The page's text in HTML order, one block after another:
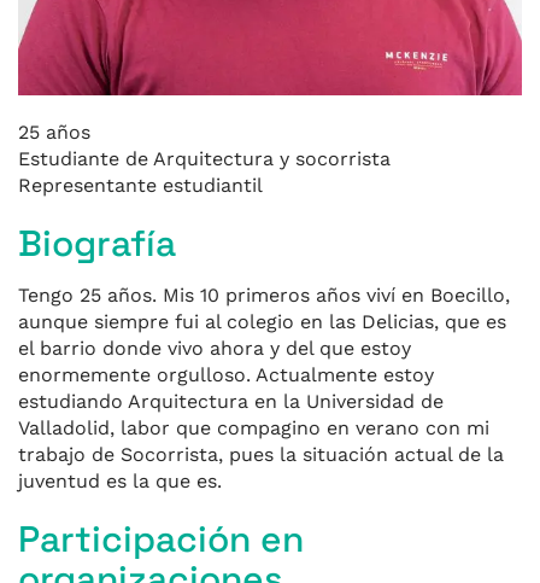
25 años
Estudiante de Arquitectura y socorrista
Representante estudiantil
Biografía
Tengo 25 años. Mis 10 primeros años viví en Boecillo,
aunque siempre fui al colegio en las Delicias, que es
el barrio donde vivo ahora y del que estoy
enormemente orgulloso. Actualmente estoy
estudiando Arquitectura en la Universidad de
Valladolid, labor que compagino en verano con mi
trabajo de Socorrista, pues la situación actual de la
juventud es la que es.
Participación en